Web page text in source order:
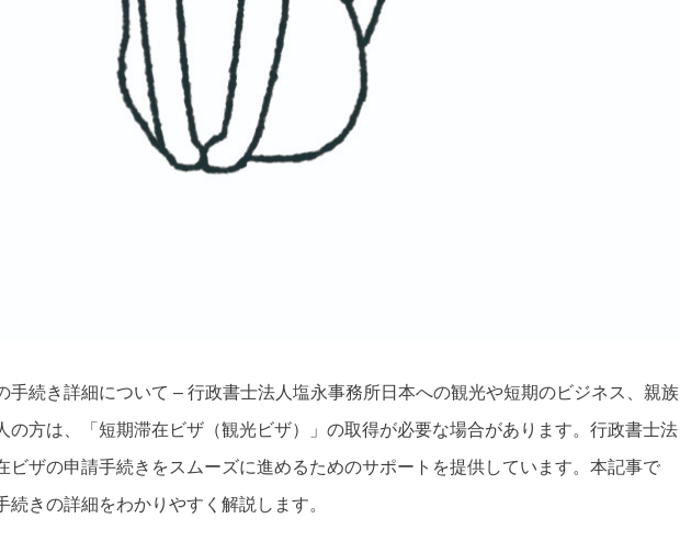
手続き詳細について – 行政書士法人塩永事務所日本への観光や短期のビジネス、親族
の方は、「短期滞在ビザ（観光ビザ）」の取得が必要な場合があります。行政書士法
ビザの申請手続きをスムーズに進めるためのサポートを提供しています。本記事で
きの詳細をわかりやすく解説します。